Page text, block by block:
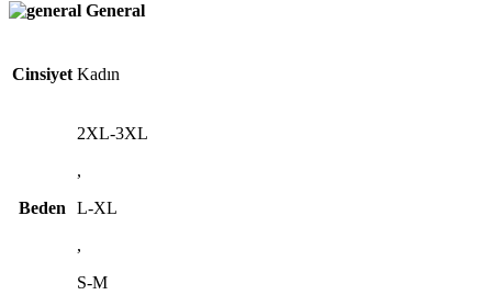
General
Cinsiyet Kadın
Beden
2XL-3XL
,
L-XL
,
S-M